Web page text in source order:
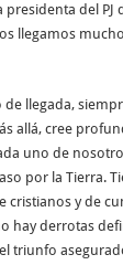
del PJ
llegamos
llegada,
allá, cree
uno de
por la Tierra.
cristianos y de
hay derrotas
triunfo